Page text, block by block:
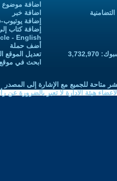
اضافة موضوع
اضافة خبر
إضافة
إضافة كتاب
- English
أضف حملة
تعديل الموقع
ابحث في موقع
متاحة للجميع مع الإشارة إلى المصدر
هيئة الادارة لا تعبر بالضرورة عن